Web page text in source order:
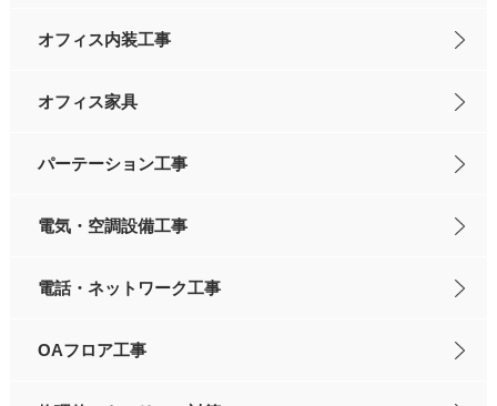
オフィス内装工事
オフィス家具
パーテーション工事
電気・空調設備工事
電話・ネットワーク工事
OAフロア工事